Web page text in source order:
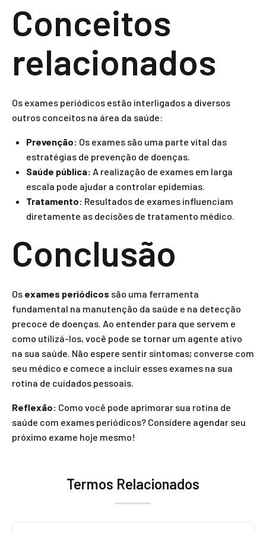
Conceitos
relacionados
Os exames periódicos estão interligados a diversos
outros conceitos na área da saúde:
Prevenção: Os exames são uma parte vital das
estratégias de prevenção de doenças.
Saúde pública: A realização de exames em larga
escala pode ajudar a controlar epidemias.
Tratamento: Resultados de exames influenciam
diretamente as decisões de tratamento médico.
Conclusão
Os exames periódicos são uma ferramenta
fundamental na manutenção da saúde e na detecção
precoce de doenças. Ao entender para que servem e
como utilizá-los, você pode se tornar um agente ativo
na sua saúde. Não espere sentir sintomas; converse com
seu médico e comece a incluir esses exames na sua
rotina de cuidados pessoais.
Reflexão: Como você pode aprimorar sua rotina de
saúde com exames periódicos? Considere agendar seu
próximo exame hoje mesmo!
Termos Relacionados